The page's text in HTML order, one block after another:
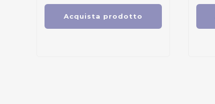
Acquista prodotto